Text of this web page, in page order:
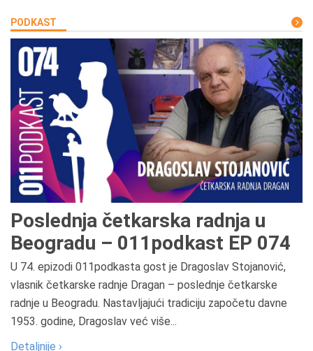
PODKAST
Poslednja četkarska radnja u
Beogradu – 011podkast EP 074
U 74. epizodi 011podkasta gost je Dragoslav Stojanović,
vlasnik četkarske radnje Dragan – poslednje četkarske
radnje u Beogradu. Nastavljajući tradiciju započetu davne
1953. godine, Dragoslav već više...
Detaljnije ›